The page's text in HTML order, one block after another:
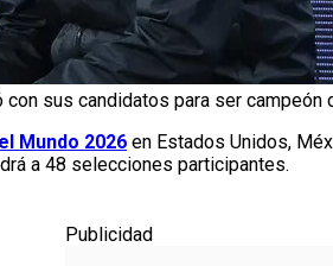
con sus candidatos para ser campeón
Mundo 2026 en Estados Unidos,
a 48 selecciones participantes.
Publicidad